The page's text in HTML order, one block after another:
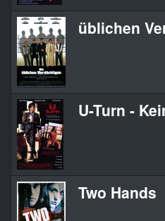
üblichen
U-Turn -
Two Hands